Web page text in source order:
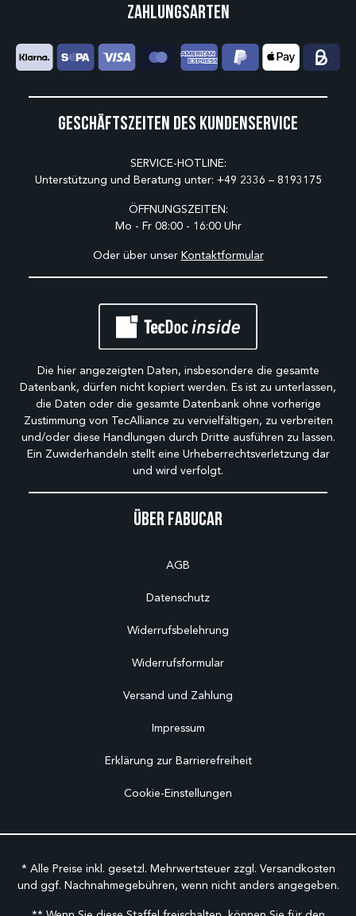
Über Fabucar
AGB
Datenschutz
Widerrufsbelehrung
Widerrufsformular
Versand und Zahlung
Impressum
Erklärung zur Barrierefreiheit
Cookie-Einstellungen
Geschäftszeiten des Kundenservice
SERVICE-HOTLINE:
Unterstützung und Beratung unter: +49 2336 – 8193175
ÖFFNUNGSZEITEN:
Mo - Fr 08:00 - 16:00 Uhr
Oder über unser Kontaktformular
Zahlungsarten
Die hier angezeigten Daten, insbesondere die gesamte
Datenbank, dürfen nicht kopiert werden. Es ist zu unterlassen,
die Daten oder die gesamte Datenbank ohne vorherige
Zustimmung von TecAlliance zu vervielfältigen, zu verbreiten
und/oder diese Handlungen durch Dritte ausführen zu lassen.
Ein Zuwiderhandeln stellt eine Urheberrechtsverletzung dar
und wird verfolgt.
* Alle Preise inkl. gesetzl. Mehrwertsteuer zzgl. Versandkosten
und ggf. Nachnahmegebühren, wenn nicht anders angegeben.